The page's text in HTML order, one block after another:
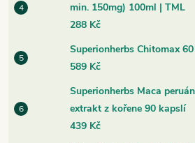
min. 150mg) 100ml | TML
288 Kč
Superionherbs Chitomax
589 Kč
Superionherbs Maca
extrakt z kořene 90 kapslí
439 Kč